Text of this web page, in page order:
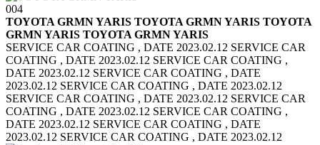
004
TOYOTA GRMN YARIS TOYOTA GRMN YARIS TOYOTA
GRMN YARIS TOYOTA GRMN YARIS
SERVICE CAR COATING , DATE 2023.02.12 SERVICE CAR
COATING , DATE 2023.02.12 SERVICE CAR COATING ,
DATE 2023.02.12 SERVICE CAR COATING , DATE
2023.02.12 SERVICE CAR COATING , DATE 2023.02.12
SERVICE CAR COATING , DATE 2023.02.12 SERVICE CAR
COATING , DATE 2023.02.12 SERVICE CAR COATING ,
DATE 2023.02.12 SERVICE CAR COATING , DATE
2023.02.12 SERVICE CAR COATING , DATE 2023.02.12